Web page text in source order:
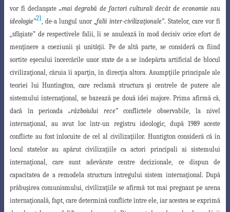
vor fi declanşate „mai degrabă de factori culturali decât de economie sau
ideologie”21, de-a lungul unor „falii inter-civilizaţionale”. Statelor, care vor fi
„sfâşiate” de respectivele falii, li se anulează în mod decisiv orice efort de
menţinere a coeziunii şi unităţii. Pe de altă parte, se consideră ca fiind
sortite eşecului încercările unor state de a se îndepărta artificial de blocul
civilizaţional, căruia îi aparţin, în direcţia altora. Asumpţiile principale ale
teoriei lui Huntington, care reclamă structura şi centrele de putere ale
sistemului internaţional, se bazează pe două idei majore. Prima afirmă că,
dacă în perioada „războiului rece”conflictele observabile, la nivel
internaţional, au avut loc într-un registru ideologic, după 1989 aceste
conflicte au fost înlocuite de cel al civilizaţiilor. Huntigton consideră că în
locul statelor au apărut civilizaţiile ca actori principali ai sistemului
internaţional, care sunt adevărate centre decizionale, ce dispun de
capacitatea de a remodela structura întregului sistem internaţional. După
prăbuşirea comunismului, civilizaţiile se afirmă tot mai pregnant pe arena
internaţională, fapt, care determină conflicte între ele, iar acestea se exprimă